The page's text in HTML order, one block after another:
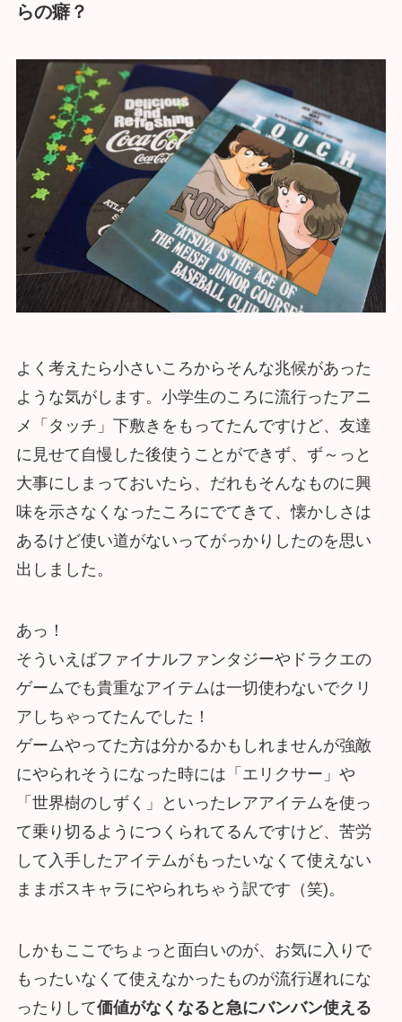
らの癖？
よく考えたら小さいころからそんな兆候があった
ような気がします。小学生のころに流行ったアニ
メ「タッチ」下敷きをもってたんですけど、友達
に見せて自慢した後使うことができず、ず～っと
大事にしまっておいたら、だれもそんなものに興
味を示さなくなったころにでてきて、懐かしさは
あるけど使い道がないってがっかりしたのを思い
出しました。
あっ！
そういえばファイナルファンタジーやドラクエの
ゲームでも貴重なアイテムは一切使わないでクリ
アしちゃってたんでした！
ゲームやってた方は分かるかもしれませんが強敵
にやられそうになった時には「エリクサー」や
「世界樹のしずく」といったレアアイテムを使っ
て乗り切るようにつくられてるんですけど、苦労
して入手したアイテムがもったいなくて使えない
ままボスキャラにやられちゃう訳です（笑)。
しかもここでちょっと面白いのが、お気に入りで
もったいなくて使えなかったものが流行遅れにな
ったりして価値がなくなると急にバンバン使える